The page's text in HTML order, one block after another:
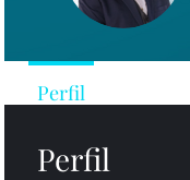
Perfil
Perfil